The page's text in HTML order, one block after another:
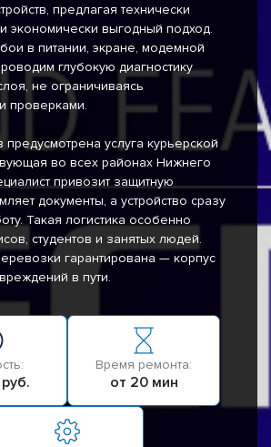
предлагая технически
экономически выгодный подход.
в питании, экране, модемной
глубокую диагностику
не ограничиваясь
проверками.
услуга курьерской
во всех районах Нижнего
привозит защитную
документы, а устройство сразу
Такая логистика особенно
студентов и занятых людей.
гарантирована — корпус
в пути.
Время ремонта:
от 20 мин